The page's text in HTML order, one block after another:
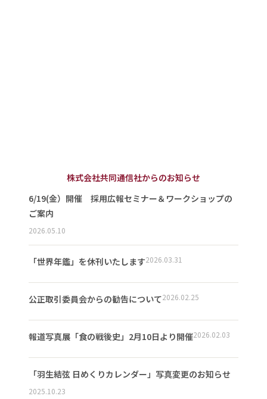
株式会社共同通信社からのお知らせ
6/19(金）開催 採用広報セミナー＆ワークショップの
ご案内
2026.05.10
「世界年鑑」を休刊いたします2026.03.31
公正取引委員会からの勧告について2026.02.25
報道写真展「食の戦後史」2月10日より開催2026.02.03
「羽生結弦 日めくりカレンダー」写真変更のお知らせ
2025.10.23